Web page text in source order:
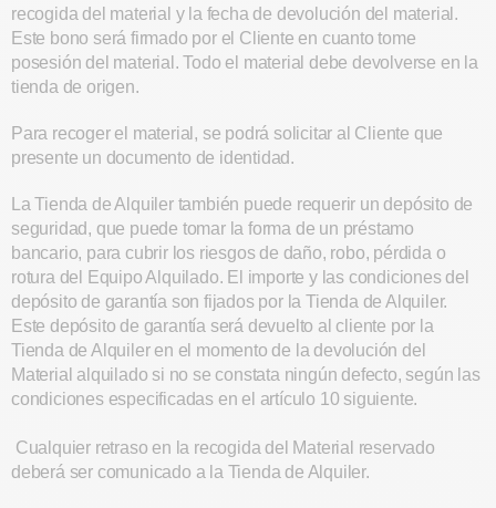
recogida del material y la fecha de devolución del material.
Este bono será firmado por el Cliente en cuanto tome
posesión del material. Todo el material debe devolverse en la
tienda de origen.
Para recoger el material, se podrá solicitar al Cliente que
presente un documento de identidad.
La Tienda de Alquiler también puede requerir un depósito de
seguridad, que puede tomar la forma de un préstamo
bancario, para cubrir los riesgos de daño, robo, pérdida o
rotura del Equipo Alquilado. El importe y las condiciones del
depósito de garantía son fijados por la Tienda de Alquiler.
Este depósito de garantía será devuelto al cliente por la
Tienda de Alquiler en el momento de la devolución del
Material alquilado si no se constata ningún defecto, según las
condiciones especificadas en el artículo 10 siguiente.
Cualquier retraso en la recogida del Material reservado
deberá ser comunicado a la Tienda de Alquiler.